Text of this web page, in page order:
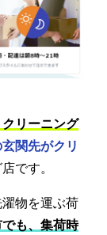
リーニング
関先がクリ
です。
物を運ぶ荷
も、集荷時